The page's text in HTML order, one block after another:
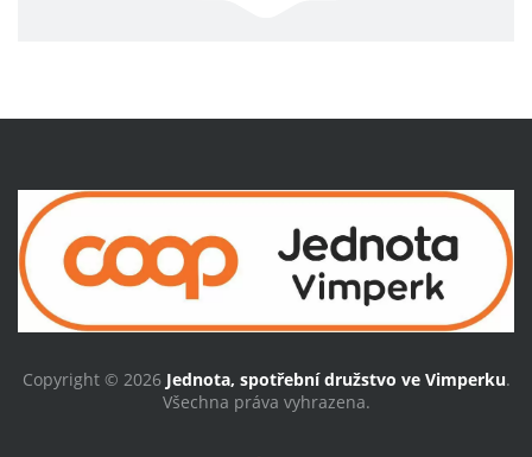
Copyright © 2026 Jednota, spotřební družstvo ve Vimperku.
Všechna práva vyhrazena.